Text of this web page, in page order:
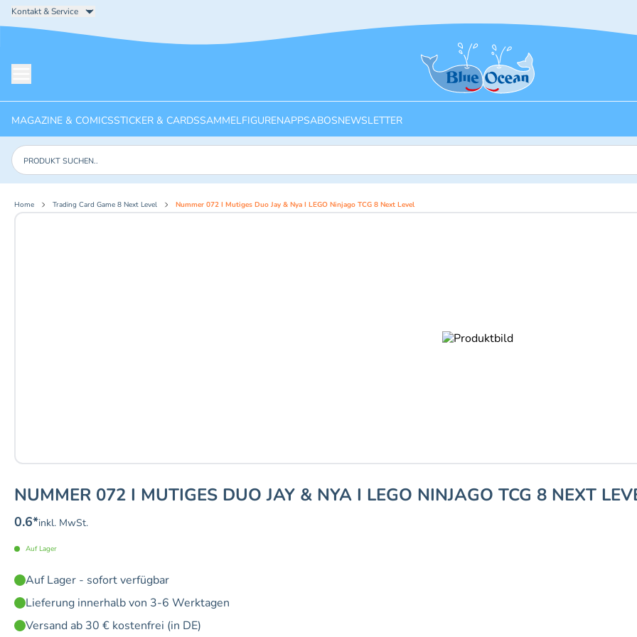
Kontakt & Service
Startseite
MAGAZINE & COMICSSTICKER & CARDSSAMMELFIGURENAPPSABOSNEWSLETTER
Produkte suchen
Home Trading Card Game 8 Next Level Nummer 072 I Mutiges Duo Jay & Nya I LEGO Ninjago TCG 8 Next Level
NUMMER 072 I MUTIGES DUO JAY & NYA I LEGO NINJAGO TCG 8 NEXT
0.6*inkl. MwSt.
Auf Lager
Auf Lager - sofort verfügbar
Lieferung innerhalb von 3-6 Werktagen
Versand ab 30 € kostenfrei (in DE)